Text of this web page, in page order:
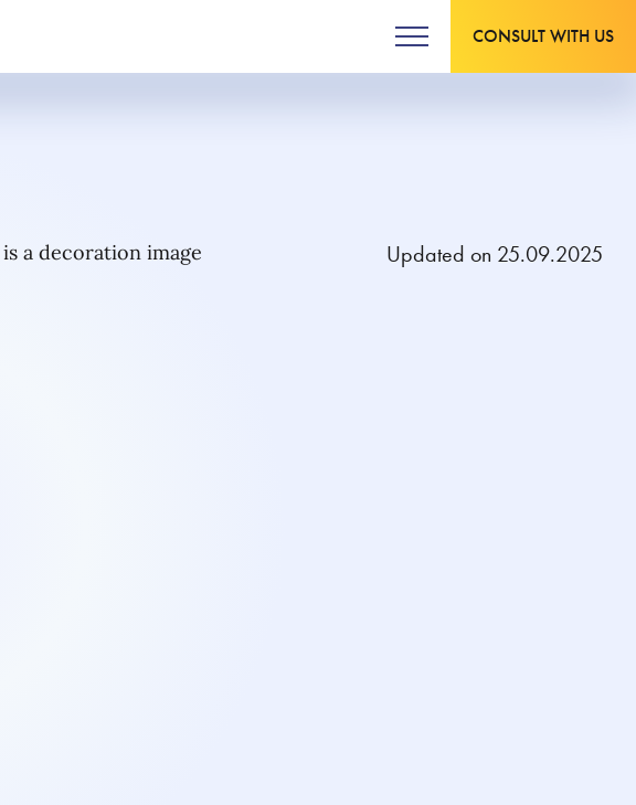
CONSULT WITH US
Updated on 25.09.2025